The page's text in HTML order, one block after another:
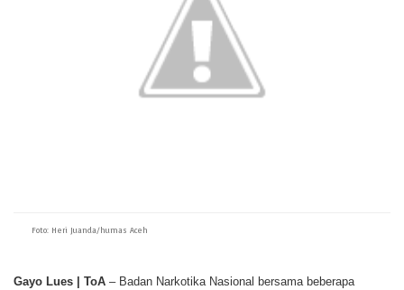
k
Foto: Heri Juanda/humas Aceh
Gayo Lues | ToA – Badan Narkotika Nasional bersama beberapa